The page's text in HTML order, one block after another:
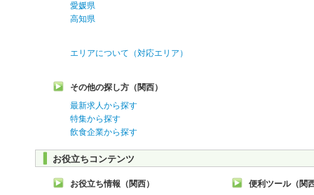
愛媛県
高知県
エリアについて（対応エリア）
その他の探し方（関西）
最新求人から探す
特集から探す
飲食企業から探す
お役立ちコンテンツ
お役立ち情報（関西）
便利ツール（関